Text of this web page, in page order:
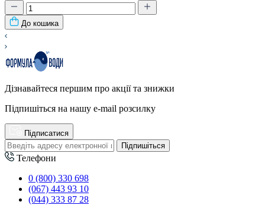
До кошика
Дізнавайтеся першим про акції та знижки
Підпишіться на нашу e-mail розсилку
Підписатися
Підпишіться
Телефони
0 (800) 330 698
(067) 443 93 10
(044) 333 87 28